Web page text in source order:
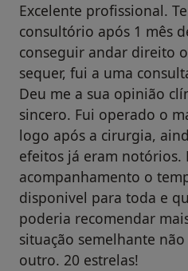
Excelente profissional.
consultório após 1 mês
conseguir andar direito
sequer, fui a uma
Deu me a sua opinião
sincero. Fui operado o
logo após a cirurgia,
efeitos já eram notórios.
acompanhamento o
disponivel para toda e
poderia recomendar
situação semelhante
outro. 20 estrelas!